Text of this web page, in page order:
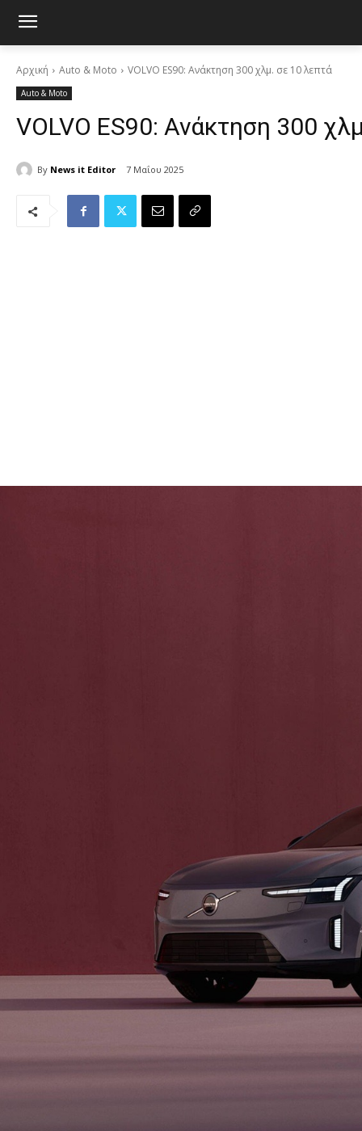
Αρχική Auto & Moto VOLVO ES90: Ανάκτηση 300 χλμ. σε 10 λεπτά
Auto & Moto
VOLVO ES90: Ανάκτηση 300
By News it Editor 7 Μαΐου 2025